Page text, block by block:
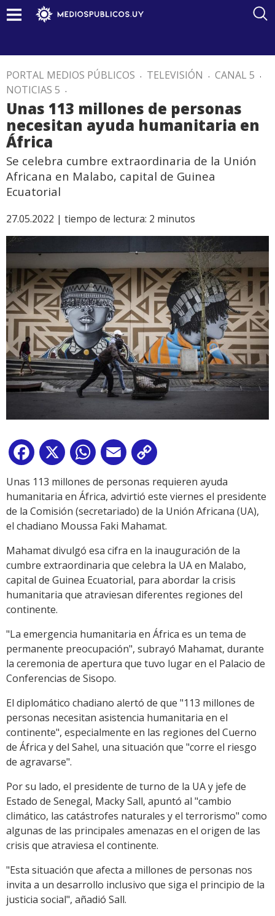
PORTAL MEDIOS PÚBLICOS . TELEVISIÓN . CANAL 5 .
NOTICIAS 5 .
Unas 113 millones de personas
necesitan ayuda humanitaria en
África
Se celebra cumbre extraordinaria de la Unión
Africana en Malabo, capital de Guinea
Ecuatorial
27.05.2022 | tiempo de lectura: 2 minutos
Facebook
X WhatsApp
Email
Link
Unas 113 millones de personas requieren ayuda
humanitaria en África, advirtió este viernes el presidente
de la Comisión (secretariado) de la Unión Africana (UA),
el chadiano Moussa Faki Mahamat.
Mahamat divulgó esa cifra en la inauguración de la
cumbre extraordinaria que celebra la UA en Malabo,
capital de Guinea Ecuatorial, para abordar la crisis
humanitaria que atraviesan diferentes regiones del
continente.
"La emergencia humanitaria en África es un tema de
permanente preocupación", subrayó Mahamat, durante
la ceremonia de apertura que tuvo lugar en el Palacio de
Conferencias de Sisopo.
El diplomático chadiano alertó de que "113 millones de
personas necesitan asistencia humanitaria en el
continente", especialmente en las regiones del Cuerno
de África y del Sahel, una situación que "corre el riesgo
de agravarse".
Por su lado, el presidente de turno de la UA y jefe de
Estado de Senegal, Macky Sall, apuntó al "cambio
climático, las catástrofes naturales y el terrorismo" como
algunas de las principales amenazas en el origen de las
crisis que atraviesa el continente.
"Esta situación que afecta a millones de personas nos
invita a un desarrollo inclusivo que siga el principio de la
justicia social", añadió Sall.